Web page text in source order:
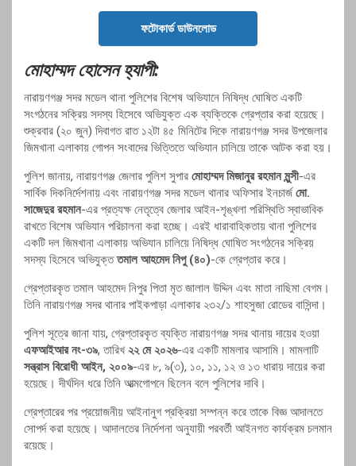
ফটোকার্ড ডাউনলোড
মোহাম্মদ হোসেন হ্যাপী:
নারায়ণগঞ্জ সদর মডেল থানা পুলিশের বিশেষ অভিযানে নিষিদ্ধ ঘোষিত একটি
সংগঠনের সক্রিয় সদস্য হিসেবে অভিযুক্ত এক ব্যক্তিকে গ্রেপ্তার করা হয়েছে।
শুক্রবার (২০ জুন) দিবাগত রাত ১২টা ৪৫ মিনিটের দিকে নারায়ণগঞ্জ সদর উপজেলার
জিমখানা এলাকায় গোপন সংবাদের ভিত্তিতে অভিযান চালিয়ে তাকে আটক করা হয়।
পুলিশ জানায়, নারায়ণগঞ্জ জেলার পুলিশ সুপার মোহাম্মদ মিজানুর রহমান মুন্সী-এর
সার্বিক দিকনির্দেশনায় এবং নারায়ণগঞ্জ সদর মডেল থানার অফিসার ইনচার্জ মো.
সাজেদুর রহমান-এর প্রত্যক্ষ নেতৃত্বে জেলার আইন-শৃঙ্খলা পরিস্থিতি স্বাভাবিক
রাখতে বিশেষ অভিযান পরিচালনা করা হচ্ছে। এরই ধারাবাহিকতায় থানা পুলিশের
একটি দল জিমখানা এলাকায় অভিযান চালিয়ে নিষিদ্ধ ঘোষিত সংগঠনের সক্রিয়
সদস্য হিসেবে অভিযুক্ততমাল আহমেদ নিপু (৪০)-কে গ্রেপ্তার করে।
গ্রেপ্তারকৃত তমাল আহমেদ নিপুর পিতা মৃত জালাল উদ্দিন এবং মাতা নাছিমা বেগম।
তিনি নারায়ণগঞ্জ সদর থানার পাইকপাড়া এলাকার ২৩২/১ শাহসুজা রোডের বাসিন্দা।
পুলিশ সূত্রে জানা যায়, গ্রেপ্তারকৃত ব্যক্তি নারায়ণগঞ্জ সদর থানায় দায়ের হওয়া
এফআইআর নং-৩৯, তারিখ ২২ মে ২০২৬-এর একটি মামলার আসামি। মামলাটি
সন্ত্রাস বিরোধী আইন, ২০০৯-এর ৮, ৯(৩), ১০, ১১, ১২ ও ১৩ ধারায় দায়ের করা
হয়েছে। দীর্ঘদিন ধরে তিনি আত্মগোপনে ছিলেন বলে পুলিশের দাবি।
গ্রেপ্তারের পর প্রয়োজনীয় আইনানুগ প্রক্রিয়া সম্পন্ন করে তাকে বিজ্ঞ আদালতে
সোপর্দ করা হয়েছে। আদালতের নির্দেশনা অনুযায়ী পরবর্তী আইনগত কার্যক্রম চলমান
রয়েছে।